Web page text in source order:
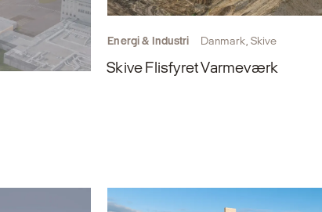
Energi & Industri Danmark, Skive
Skive Flisfyret Varmeværk